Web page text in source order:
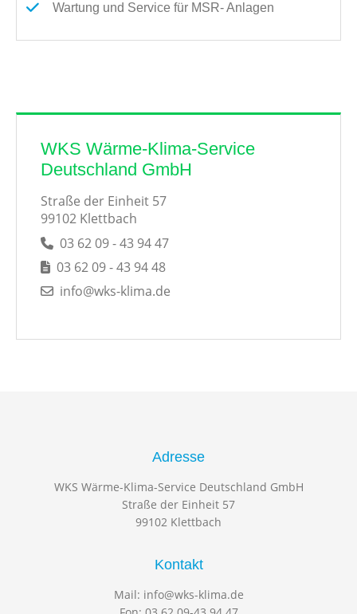
Wartung und Service für MSR- Anlagen
WKS Wärme-Klima-Service
Deutschland GmbH
Straße der Einheit 57
99102 Klettbach
03 62 09 - 43 94 47
03 62 09 - 43 94 48
info@wks-klima.de
Adresse
WKS Wärme-Klima-Service Deutschland GmbH
Straße der Einheit 57
99102 Klettbach
Kontakt
Mail: info@wks-klima.de